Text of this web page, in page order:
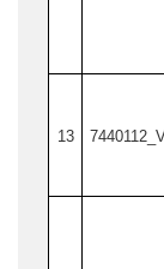
13